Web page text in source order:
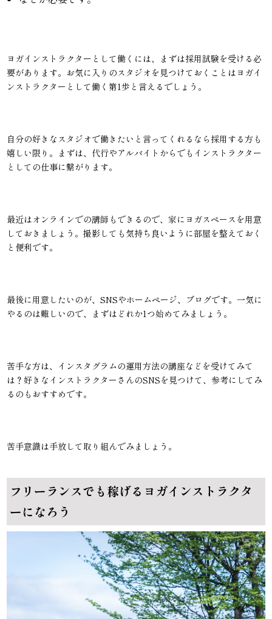
ヨガインストラクターとして働くには、まずは採用試験を受ける必
要があります。お気に入りのスタジオを見つけておくことはヨガイ
ンストラクターとして働く第1歩と言えるでしょう。
自分の好きなスタジオで働きたいと言ってくれるなら採用する方も
嬉しい限り。まずは、代行やアルバイトからでもインストラクター
としての仕事に繋がります。
最近はオンラインでの講師もできるので、家にヨガスペースを用意
しておきましょう。撮影しても気持ち良いように部屋を整えておく
と便利です。
最後に用意したいのが、SNSやホームページ、ブログです。一気に
やるのは難しいので、まずはどれか1つ始めてみましょう。
苦手な方は、インスタグラムの運用方法の講座などを受けてみて
は？好きなインストラクターさんのSNSを見つけて、参考にしてみ
るのもおすすめです。
苦手意識は手放して取り組んでみましょう。
フリーランスでも稼げるヨガインストラクタ
ーになろう